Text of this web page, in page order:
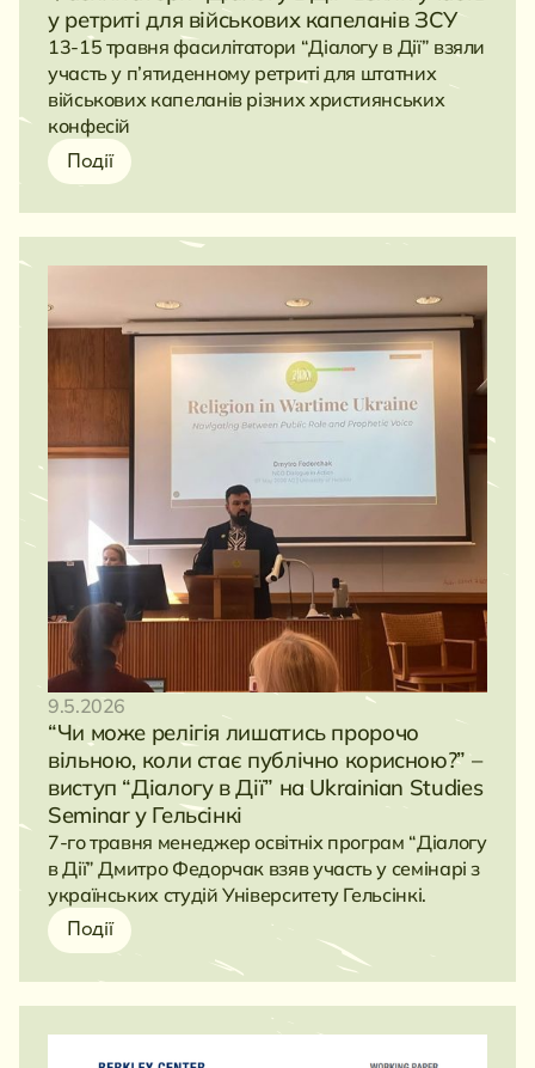
у ретриті для військових капеланів ЗСУ
13-15 травня фасилітатори “Діалогу в Дії” взяли
участь у п’ятиденному ретриті для штатних
військових капеланів різних християнських
конфесій
Події
9.5.2026
“Чи може релігія лишатись пророчо
вільною, коли стає публічно корисною?” –
виступ “Діалогу в Дії” на Ukrainian Studies
Seminar у Гельсінкі
7-го травня менеджер освітніх програм “Діалогу
в Дії” Дмитро Федорчак взяв участь у семінарі з
українських студій Університету Гельсінкі.
Події